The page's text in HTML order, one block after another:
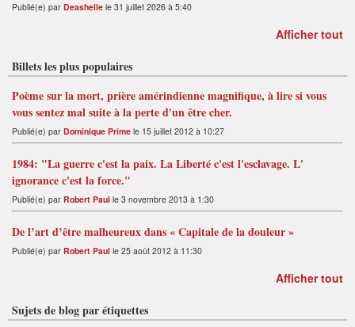
Publié(e) par Deashelle le 31 juillet 2026 à 5:40
Afficher tout
Billets les plus populaires
Poème sur la mort, prière amérindienne magnifique, à lire si vous
vous sentez mal suite à la perte d'un être cher.
Publié(e) par Dominique Prime le 15 juillet 2012 à 10:27
1984: "La guerre c'est la paix. La Liberté c'est l'esclavage. L'
ignorance c'est la force."
Publié(e) par Robert Paul le 3 novembre 2013 à 1:30
De l’art d’être malheureux dans « Capitale de la douleur »
Publié(e) par Robert Paul le 25 août 2012 à 11:30
Afficher tout
Sujets de blog par étiquettes